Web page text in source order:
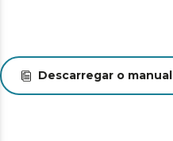
Descarregar o manual